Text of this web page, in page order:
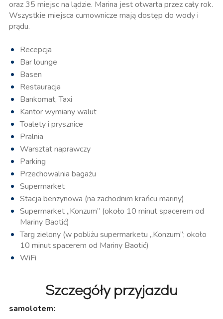
oraz 35 miejsc na lądzie. Marina jest otwarta przez cały rok.
Wszystkie miejsca cumownicze mają dostęp do wody i
prądu.
Recepcja
Bar lounge
Basen
Restauracja
Bankomat, Taxi
Kantor wymiany walut
Toalety i prysznice
Pralnia
Warsztat naprawczy
Parking
Przechowalnia bagażu
Supermarket
Stacja benzynowa (na zachodnim krańcu mariny)
Supermarket „Konzum” (około 10 minut spacerem od
Mariny Baotić)
Targ zielony (w pobliżu supermarketu „Konzum”; około
10 minut spacerem od Mariny Baotić)
WiFi
Szczegóły przyjazdu
samolotem: